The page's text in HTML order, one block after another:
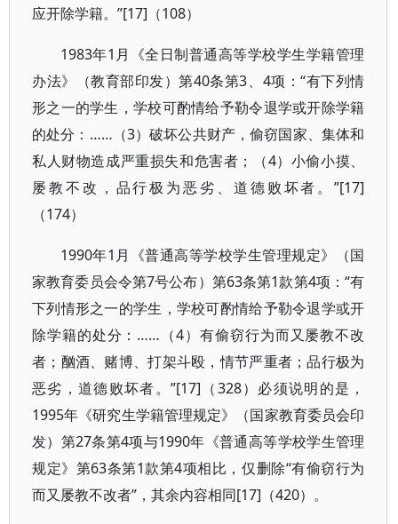
应开除学籍。”[17]（108）
1983年1月《全日制普通高等学校学生学籍管理
办法》（教育部印发）第40条第3、4项：“有下列情
形之一的学生，学校可酌情给予勒令退学或开除学籍
的处分：……（3）破坏公共财产，偷窃国家、集体和
私人财物造成严重损失和危害者；（4）小偷小摸、
屡教不改，品行极为恶劣、道德败坏者。”[17]
（174）
1990年1月《普通高等学校学生管理规定》（国
家教育委员会令第7号公布）第63条第1款第4项：“有
下列情形之一的学生，学校可酌情给予勒令退学或开
除学籍的处分：……（4）有偷窃行为而又屡教不改
者；酗酒、赌博、打架斗殴，情节严重者；品行极为
恶劣，道德败坏者。”[17]（328）必须说明的是，
1995年《研究生学籍管理规定》（国家教育委员会印
发）第27条第4项与1990年《普通高等学校学生管理
规定》第63条第1款第4项相比，仅删除“有偷窃行为
而又屡教不改者”，其余内容相同[17]（420）。